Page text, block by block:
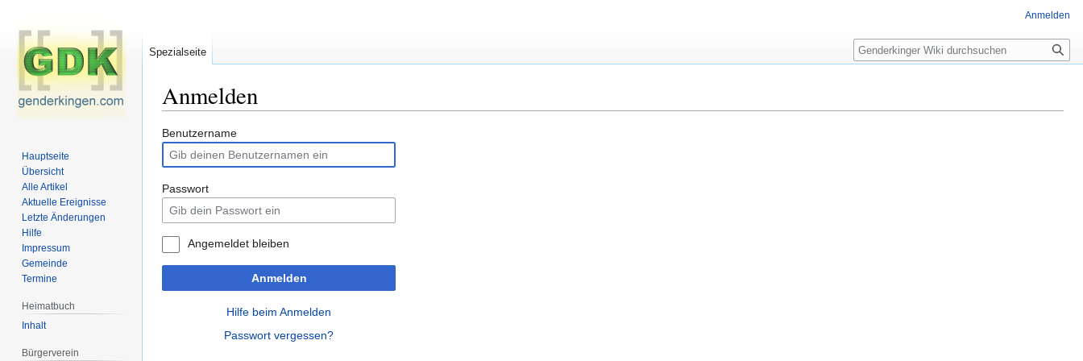
Anmelden
Zur
Navigation
springen
Zur
Suche
springen
Benutzername
Passwort
Angemeldet bleiben
Anmelden
Hilfe beim Anmelden
Passwort vergessen?
Anmelden
Spezialseite
Hauptseite
Übersicht
Alle Artikel
Aktuelle Ereignisse
Letzte Änderungen
Hilfe
Impressum
Gemeinde
Termine
Heimatbuch
Inhalt
Bürgerverein